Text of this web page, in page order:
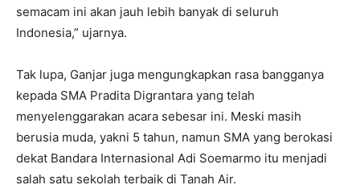
semacam ini akan jauh lebih banyak di seluruh
Indonesia,” ujarnya.
Tak lupa, Ganjar juga mengungkapkan rasa bangganya
kepada SMA Pradita Digrantara yang telah
menyelenggarakan acara sebesar ini. Meski masih
berusia muda, yakni 5 tahun, namun SMA yang berokasi
dekat Bandara Internasional Adi Soemarmo itu menjadi
salah satu sekolah terbaik di Tanah Air.